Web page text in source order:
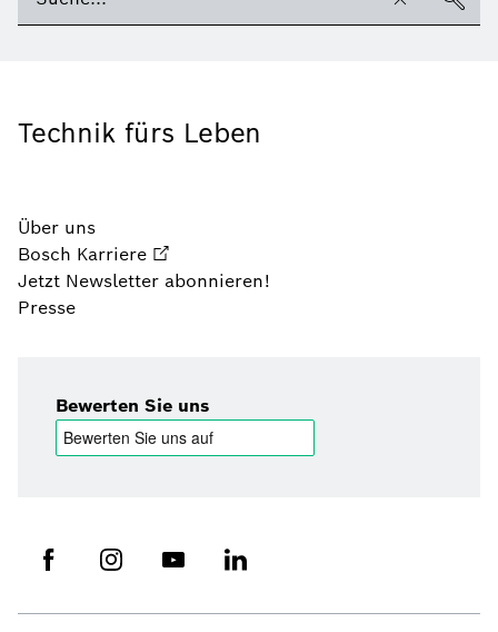
Technik fürs Leben
Über uns
Bosch Karriere
Jetzt Newsletter abonnieren!
Presse
Bewerten Sie uns